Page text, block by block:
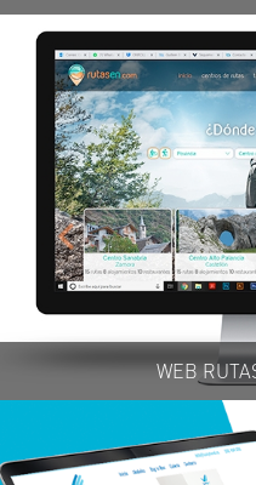
WEB